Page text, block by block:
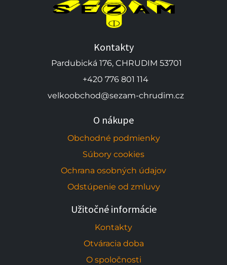
Kontakty
Pardubická 176, CHRUDIM 53701
+420 776 801 114
velkoobchod@sezam-chrudim.cz
O nákupe
Obchodné podmienky
Súbory cookies
Ochrana osobných údajov
Odstúpenie od zmluvy
Užitočné informácie
Kontakty
Otváracia doba
O spoločnosti